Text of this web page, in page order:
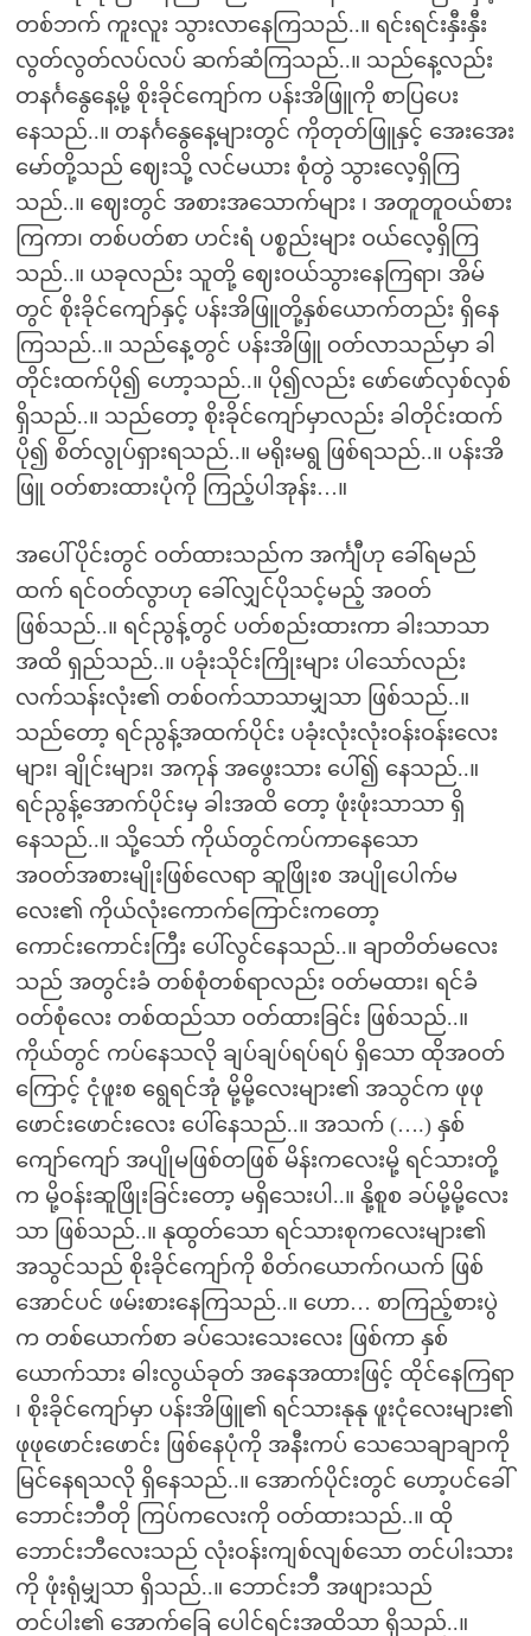
တစ်ဘက် ကူးလူး သွားလာနေကြသည်..။ ရင်းရင်းနှီးနှီး
လွတ်လွတ်လပ်လပ် ဆက်ဆံကြသည်..။ သည်နေ့လည်း
တနင်္ဂနွေနေ့မို့ စိုးခိုင်ကျော်က ပန်းအိဖြူကို စာပြပေး
နေသည်..။ တနင်္ဂနွေနေ့များတွင် ကိုတုတ်ဖြူနှင့် အေးအေး
မော်တို့သည် ဈေးသို့ လင်မယား စုံတွဲ သွားလေ့ရှိကြ
သည်..။ ဈေးတွင် အစားအသောက်များ ၊ အတူတူဝယ်စား
ကြကာ၊ တစ်ပတ်စာ ဟင်းရံ ပစ္စည်းများ ဝယ်လေ့ရှိကြ
သည်..။ ယခုလည်း သူတို့ ဈေးဝယ်သွားနေကြရာ၊ အိမ်
တွင် စိုးခိုင်ကျော်နှင့် ပန်းအိဖြူတို့နှစ်ယောက်တည်း ရှိနေ
ကြသည်..။ သည်နေ့တွင် ပန်းအိဖြူ ဝတ်လာသည်မှာ ခါ
တိုင်းထက်ပို၍ ဟော့သည်..။ ပို၍လည်း ဖော်ဖော်လှစ်လှစ်
ရှိသည်..။ သည်တော့ စိုးခိုင်ကျော်မှာလည်း ခါတိုင်းထက်
ပို၍ စိတ်လွုပ်ရှားရသည်..။ မရိုးမရွ ဖြစ်ရသည်..။ ပန်းအိ
ဖြူ ဝတ်စားထားပုံကို ကြည့်ပါအုန်း…။
အပေါ်ပိုင်းတွင် ဝတ်ထားသည်က အင်္ကျီဟု ခေါ်ရမည်
ထက် ရင်ဝတ်လွာဟု ခေါ်လျှင်ပိုသင့်မည့် အဝတ်
ဖြစ်သည်..။ ရင်ညွန့်တွင် ပတ်စည်းထားကာ ခါးသာသာ
အထိ ရှည်သည်..။ ပခုံးသိုင်းကြိုးများ ပါသော်လည်း
လက်သန်းလုံး၏ တစ်ဝက်သာသာမျှသာ ဖြစ်သည်..။
သည်တော့ ရင်ညွန့်အထက်ပိုင်း ပခုံးလုံးလုံးဝန်းဝန်းလေး
များ၊ ချိုင်းများ၊ အကုန် အဖွေးသား ပေါ်၍ နေသည်..။
ရင်ညွန့်အောက်ပိုင်းမှ ခါးအထိ တော့ ဖုံးဖုံးသာသာ ရှိ
နေသည်..။ သို့သော် ကိုယ်တွင်ကပ်ကာနေသော
အဝတ်အစားမျိုးဖြစ်လေရာ ဆူဖြိုးစ အပျိုပေါက်မ
လေး၏ ကိုယ်လုံးကောက်ကြောင်းကတော့
ကောင်းကောင်းကြီး ပေါ်လွင်နေသည်..။ ချာတိတ်မလေး
သည် အတွင်းခံ တစ်စုံတစ်ရာလည်း ဝတ်မထား၊ ရင်ခံ
ဝတ်စုံလေး တစ်ထည်သာ ဝတ်ထားခြင်း ဖြစ်သည်..။
ကိုယ်တွင် ကပ်နေသလို ချပ်ချပ်ရပ်ရပ် ရှိသော ထိုအဝတ်
ကြောင့် ငုံဖူးစ ရွေရင်အုံ မို့မို့လေးများ၏ အသွင်က ဖုဖု
ဖောင်းဖောင်းလေး ပေါ်နေသည်..။ အသက် (….) နှစ်
ကျော်ကျော် အပျိုမဖြစ်တဖြစ် မိန်းကလေးမို့ ရင်သားတို့
က မို့ဝန်းဆူဖြိုးခြင်းတော့ မရှိသေးပါ..။ နို့စူစ ခပ်မို့မို့လေး
သာ ဖြစ်သည်..။ နုထွတ်သော ရင်သားစုကလေးများ၏
အသွင်သည် စိုးခိုင်ကျော်ကို စိတ်ဂယောက်ဂယက် ဖြစ်
အောင်ပင် ဖမ်းစားနေကြသည်..။ ဟော… စာကြည့်စားပွဲ
က တစ်ယောက်စာ ခပ်သေးသေးလေး ဖြစ်ကာ နှစ်
ယောက်သား ဓါးလွယ်ခုတ် အနေအထားဖြင့် ထိုင်နေကြရာ
၊ စိုးခိုင်ကျော်မှာ ပန်းအိဖြူ၏ ရင်သားနုနု ဖူးငုံလေးများ၏
ဖုဖုဖောင်းဖောင်း ဖြစ်နေပုံကို အနီးကပ် သေသေချာချာကို
မြင်နေရသလို ရှိနေသည်..။ အောက်ပိုင်းတွင် ဟော့ပင်ခေါ်
ဘောင်းဘီတို ကြပ်ကလေးကို ဝတ်ထားသည်..။ ထို
ဘောင်းဘီလေးသည် လုံးဝန်းကျစ်လျစ်သော တင်ပါးသား
ကို ဖုံးရုံမျှသာ ရှိသည်..။ ဘောင်းဘီ အဖျားသည်
တင်ပါး၏ အောက်ခြေ ပေါင်ရင်းအထိသာ ရှိသည်..။